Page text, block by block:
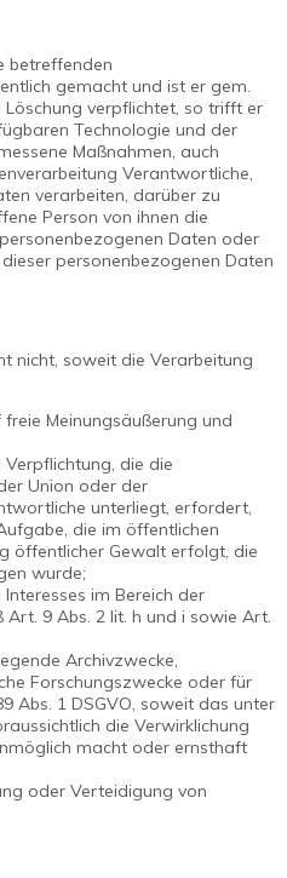
betreffenden
gemacht und ist er gem.
Löschung verpflichtet, so trifft er
Technologie und der
Maßnahmen, auch
Verantwortliche,
verarbeiten, darüber zu
Person von ihnen die
Daten oder
personenbezogenen Daten
nicht, soweit die Verarbeitung
Meinungsäußerung und
Verpflichtung, die die
Union oder der
unterliegt, erfordert,
die im öffentlichen
öffentlicher Gewalt erfolgt, die
wurde;
im Bereich der
9 Abs. 2 lit. h und i sowie Art.
Archivzwecke,
Forschungszwecke oder für
Abs. 1 DSGVO, soweit das unter
die Verwirklichung
macht oder ernsthaft
oder Verteidigung von